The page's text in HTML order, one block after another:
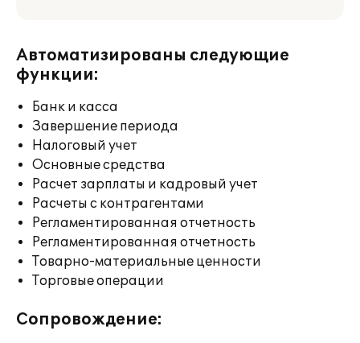
Автоматизированы следующие
функции:
Банк и касса
Завершение периода
Налоговый учет
Основные средства
Расчет зарплаты и кадровый учет
Расчеты с контрагентами
Регламентированная отчетность
Регламентированная отчетность
Товарно-материальные ценности
Торговые операции
Сопровождение: